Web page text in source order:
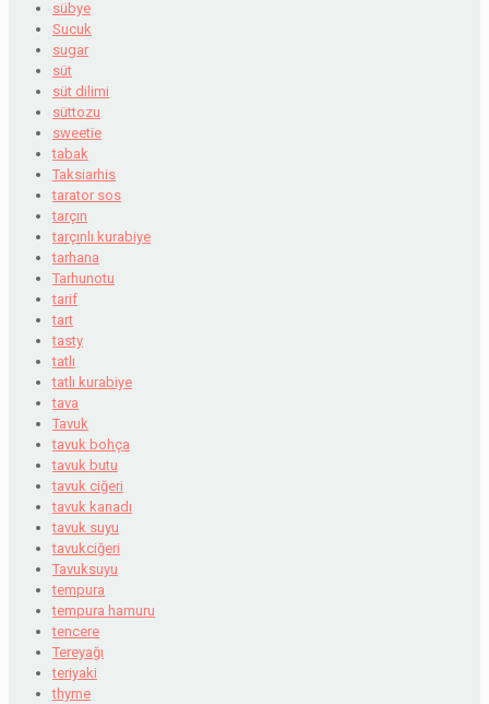
sübye
Sucuk
sugar
süt
süt dilimi
süttozu
sweetie
tabak
Taksiarhis
tarator sos
tarçın
tarçınlı kurabiye
tarhana
Tarhunotu
tarif
tart
tasty
tatlı
tatlı kurabiye
tava
Tavuk
tavuk bohça
tavuk butu
tavuk ciğeri
tavuk kanadı
tavuk suyu
tavukciğeri
Tavuksuyu
tempura
tempura hamuru
tencere
Tereyağı
teriyaki
thyme